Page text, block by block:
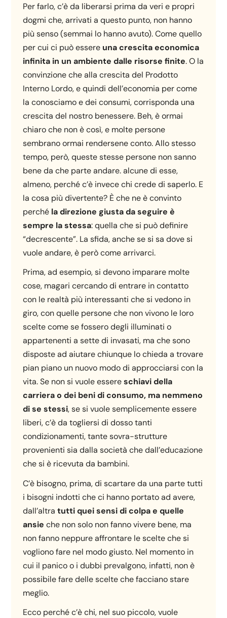
Per farlo, c’è da liberarsi prima da veri e propri
dogmi che, arrivati a questo punto, non hanno
più senso (semmai lo hanno avuto). Come quello
per cui ci può essere una crescita economica
infinita in un ambiente dalle risorse finite. O la
convinzione che alla crescita del Prodotto
Interno Lordo, e quindi dell’economia per come
la conosciamo e dei consumi, corrisponda una
crescita del nostro benessere. Beh, è ormai
chiaro che non è così, e molte persone
sembrano ormai rendersene conto. Allo stesso
tempo, però, queste stesse persone non sanno
bene da che parte andare. alcune di esse,
almeno, perché c’è invece chi crede di saperlo. E
la cosa più divertente? È che ne è convinto
perché la direzione giusta da seguire è
sempre la stessa: quella che si può definire
“decrescente”. La sfida, anche se si sa dove si
vuole andare, è però come arrivarci.
Prima, ad esempio, si devono imparare molte
cose, magari cercando di entrare in contatto
con le realtà più interessanti che si vedono in
giro, con quelle persone che non vivono le loro
scelte come se fossero degli illuminati o
appartenenti a sette di invasati, ma che sono
disposte ad aiutare chiunque lo chieda a trovare
pian piano un nuovo modo di approcciarsi con la
vita. Se non si vuole essereschiavi della
carriera o dei beni di consumo, ma nemmeno
di se stessi, se si vuole semplicemente essere
liberi, c’è da togliersi di dosso tanti
condizionamenti, tante sovra-strutture
provenienti sia dalla società che dall’educazione
che si è ricevuta da bambini.
C’è bisogno, prima, di scartare da una parte tutti
i bisogni indotti che ci hanno portato ad avere,
dall’altratutti quei sensi di colpa e quelle
ansie che non solo non fanno vivere bene, ma
non fanno neppure affrontare le scelte che si
vogliono fare nel modo giusto. Nel momento in
cui il panico o i dubbi prevalgono, infatti, non è
possibile fare delle scelte che facciano stare
meglio.
Ecco perché c’è chi, nel suo piccolo, vuole